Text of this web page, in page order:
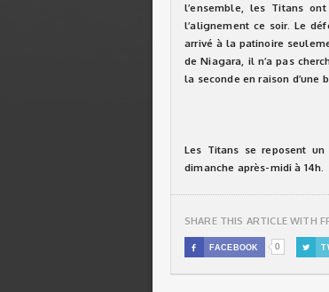
l’ensemble, les Titans
l’alignement ce soir. Le
arrivé à la patinoire
de Niagara, il n’a pas
la seconde en raison d’une
Les Titans se reposent
dimanche après-midi à 14h.
SHARE THIS ARTICLE WITH
 FACEBOOK 0 